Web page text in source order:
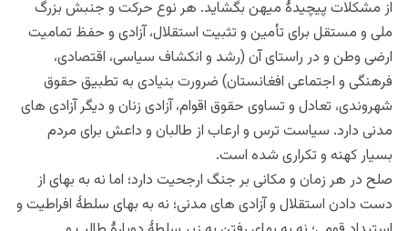
از مشکلات پیچیدۀ میهن بگشاید. هر نوع حرکت و جنبش بزرگ
ملی و مستقل برای تأمین و تثبیت استقلال، آزادی و حفظ تمامیت
ارضی وطن و در راستای آن (رشد و انکشاف سیاسی، اقتصادی،
فرهنگی و اجتماعی افغانستان) ضرورت بنیادی به تطبیق حقوق
شهروندی، تعادل و تساوی حقوق اقوام، آزادی زنان و دیگر آزادی های
مدنی دارد. سیاست ترس و ارعاب از طالبان و داعش برای مردم
بسیار کهنه و تکراری شده است.
صلح در هر زمان و مکانی بر جنگ ارجحیت دارد؛ اما نه به بهای از
دست دادن استقلال و آزادی های مدنی؛ نه به بهای سلطۀ افراطیت و